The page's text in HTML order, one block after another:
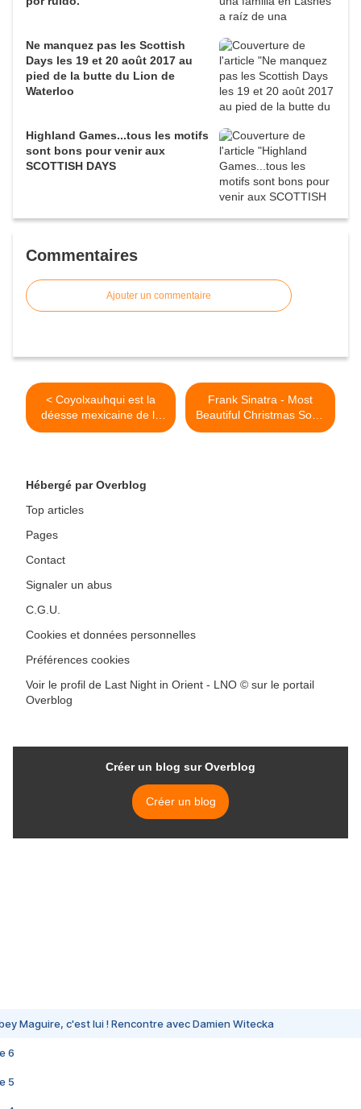
Ne manquez pas les Scottish
Days les 19 et 20 août 2017 au
pied de la butte du Lion de
Waterloo
Highland Games...tous les motifs
sont bons pour venir aux
SCOTTISH DAYS
Commentaires
Ajouter un commentaire
< Coyolxauhqui est la
déesse mexicaine de la
lune; son monolithe a été
temple principal.
Frank Sinatra - Most
Beautiful Christmas Song
>
Hébergé par Overblog
Top articles
Pages
Contact
Signaler un abus
C.G.U.
Cookies et données personnelles
Préférences cookies
Voir le profil de Last Night in Orient - LNO © sur le portail
Overblog
Créer un blog sur Overblog
Créer un blog
Maguire, c'est lui ! Rencontre avec Damien Witecka
6
5